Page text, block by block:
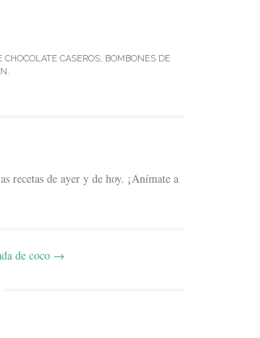
CHOCOLATE CASEROS, BOMBONES DE
.
recetas de ayer y de hoy. ¡Anímate a
de coco →